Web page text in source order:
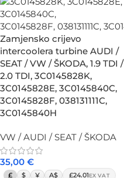
Zamjensko crijevo
intercoolera turbine AUDI /
SEAT / VW / ŠKODA, 1.9 TDI /
2.0 TDI, 3C0145828K,
3C0145828E, 3C0145840C,
3C0145828F, 038131111C,
3C0145840H
VW / AUDI / SEAT / ŠKODA
35,00 €
£ $ ¥ A$ £24.01EX VAT